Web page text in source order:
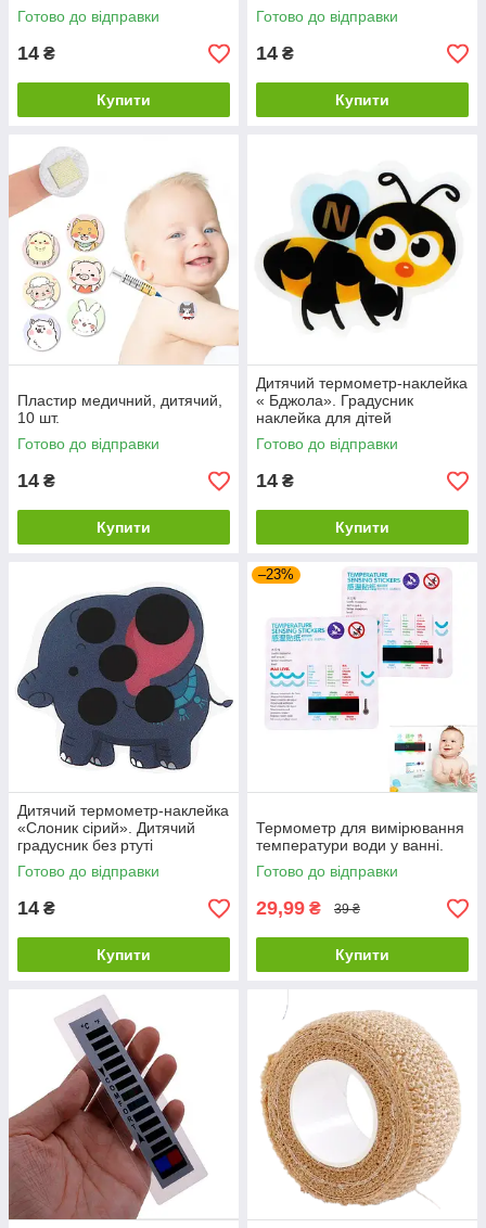
Готово до відправки
14 ₴
Купити
Готово до відправки
14 ₴
Купити
Пластир медичний, дитячий,
10 шт.
Готово до відправки
14 ₴
Купити
Дитячий термометр-наклейка
« Бджола». Градусник
наклейка для дітей
Готово до відправки
14 ₴
Купити
Дитячий термометр-наклейка
«Слоник сірий». Дитячий
градусник без ртуті
Готово до відправки
14 ₴
Купити
–23%
Термометр для вимірювання
температури води у ванні.
Готово до відправки
29,99 ₴ 39 ₴
Купити